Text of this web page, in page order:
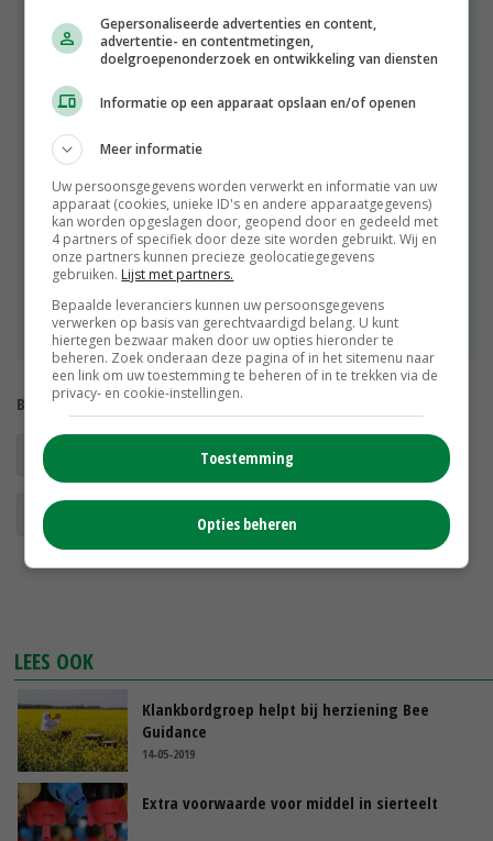
duurzame ontwikkelingen is al veel bereikt, maar
ook nog veel te doen. Maar hoe reëel is een
residuvrije teelt en waarom zou je dat willen
vastleggen?', vraagt Boonstra zich af. Niels
Louwaars vindt dat er niks mis is met een goede
ambitie. 'Iedereen kan zich vinden in het doel om
minder chemie te gebruiken. Probleem is echter dat
media vaak alleen het einddoel van een visie
melden.' Namens LTO stelt Joris Baecke dat de
ambitie Plantgezondheid heel duidelijk uitgaat van
doelen met voorwaarden. 'Wij zijn ambitieus, maar
hebben wel bouwstenen nodig en dus een
consequente overheid en een maatschappij die ons
daarbij steunen. Dat willen we uitdragen.'
Bekijk meer over:
gewasbeschermingsmiddelen
middelentoelating
LEES OOK
Klankbordgroep helpt bij herziening Bee
Guidance
14-05-2019
Extra voorwaarde voor middel in sierteelt
Gepersonaliseerde advertenties en content,
advertentie- en contentmetingen,
doelgroepenonderzoek en ontwikkeling van diensten
Informatie op een apparaat opslaan en/of openen
Meer informatie
Uw persoonsgegevens worden verwerkt en informatie van uw
apparaat (cookies, unieke ID's en andere apparaatgegevens)
kan worden opgeslagen door, geopend door en gedeeld met
4 partners of specifiek door deze site worden gebruikt. Wij en
onze partners kunnen precieze geolocatiegegevens
gebruiken. Lijst met partners.
Bepaalde leveranciers kunnen uw persoonsgegevens
verwerken op basis van gerechtvaardigd belang. U kunt
hiertegen bezwaar maken door uw opties hieronder te
beheren. Zoek onderaan deze pagina of in het sitemenu naar
een link om uw toestemming te beheren of in te trekken via de
privacy- en cookie-instellingen.
Toestemming
Opties beheren